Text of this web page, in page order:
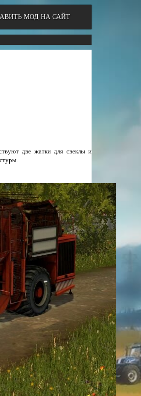
МОД НА САЙТ
две жатки для свеклы и